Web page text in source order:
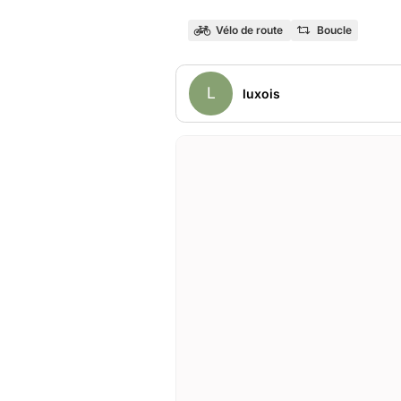
Vélo de route Boucle
L luxois